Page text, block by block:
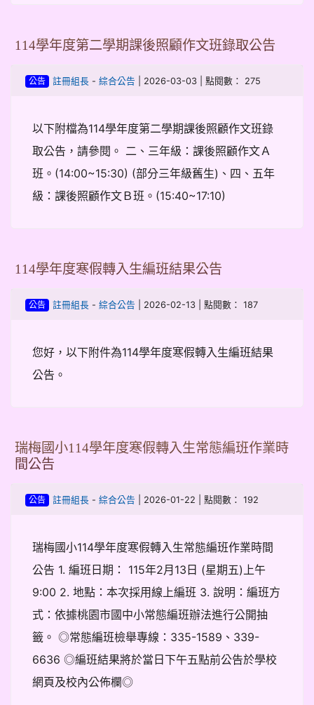
114學年度第二學期課後照顧作文班錄取公告
公告 註冊組長- 綜合公告 | 2026-03-03 | 點閱數： 275
以下附檔為114學年度第二學期課後照顧作文班錄
取公告，請參閱。 二、三年級：課後照顧作文Ａ
班。(14:00~15:30) (部分三年級舊生)、四、五年
級：課後照顧作文Ｂ班。(15:40~17:10)
114學年度寒假轉入生編班結果公告
公告 註冊組長- 綜合公告 | 2026-02-13 | 點閱數： 187
您好，以下附件為114學年度寒假轉入生編班結果
公告。
瑞梅國小114學年度寒假轉入生常態編班作業時
間公告
公告 註冊組長- 綜合公告 | 2026-01-22 | 點閱數： 192
瑞梅國小114學年度寒假轉入生常態編班作業時間
公告 1. 編班日期： 115年2月13日 (星期五)上午
9:00 2. 地點：本次採用線上編班 3. 說明：編班方
式：依據桃園市國中小常態編班辦法進行公開抽
籤。 ◎常態編班檢舉專線：335-1589、339-
6636 ◎編班結果將於當日下午五點前公告於學校
網頁及校內公佈欄◎